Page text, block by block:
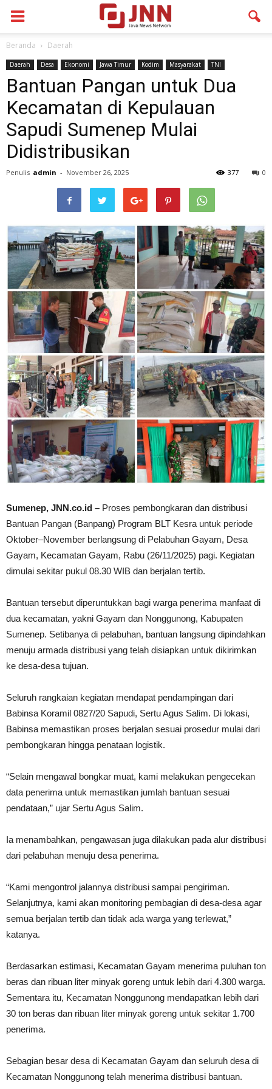
Beranda Daerah
Daerah Desa Ekonomi Jawa Timur Kodim Masyarakat TNI
Bantuan Pangan untuk Dua
Kecamatan di Kepulauan
Sapudi Sumenep Mulai
Didistribusikan
Penulis admin - November 26, 2025 0
377
Sumenep, JNN.co.id – Proses pembongkaran dan distribusi
Bantuan Pangan (Banpang) Program BLT Kesra untuk periode
Oktober–November berlangsung di Pelabuhan Gayam, Desa
Gayam, Kecamatan Gayam, Rabu (26/11/2025) pagi. Kegiatan
dimulai sekitar pukul 08.30 WIB dan berjalan tertib.
Bantuan tersebut diperuntukkan bagi warga penerima manfaat di
dua kecamatan, yakni Gayam dan Nonggunong, Kabupaten
Sumenep. Setibanya di pelabuhan, bantuan langsung dipindahkan
menuju armada distribusi yang telah disiapkan untuk dikirimkan
ke desa-desa tujuan.
Seluruh rangkaian kegiatan mendapat pendampingan dari
Babinsa Koramil 0827/20 Sapudi, Sertu Agus Salim. Di lokasi,
Babinsa memastikan proses berjalan sesuai prosedur mulai dari
pembongkaran hingga penataan logistik.
“Selain mengawal bongkar muat, kami melakukan pengecekan
data penerima untuk memastikan jumlah bantuan sesuai
pendataan,” ujar Sertu Agus Salim.
Ia menambahkan, pengawasan juga dilakukan pada alur distribusi
dari pelabuhan menuju desa penerima.
“Kami mengontrol jalannya distribusi sampai pengiriman.
Selanjutnya, kami akan monitoring pembagian di desa-desa agar
semua berjalan tertib dan tidak ada warga yang terlewat,”
katanya.
Berdasarkan estimasi, Kecamatan Gayam menerima puluhan ton
beras dan ribuan liter minyak goreng untuk lebih dari 4.300 warga.
Sementara itu, Kecamatan Nonggunong mendapatkan lebih dari
30 ton beras dan ribuan liter minyak goreng untuk sekitar 1.700
penerima.
Sebagian besar desa di Kecamatan Gayam dan seluruh desa di
Kecamatan Nonggunong telah menerima distribusi bantuan.